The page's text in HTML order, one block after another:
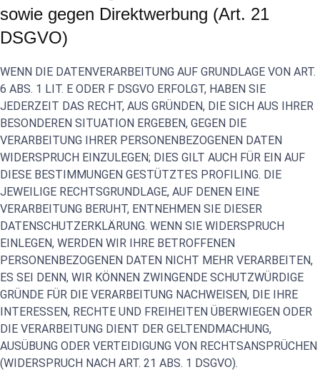
sowie gegen Direktwerbung (Art. 21
DSGVO)
WENN DIE DATENVERARBEITUNG AUF GRUNDLAGE VON ART.
6 ABS. 1 LIT. E ODER F DSGVO ERFOLGT, HABEN SIE
JEDERZEIT DAS RECHT, AUS GRÜNDEN, DIE SICH AUS IHRER
BESONDEREN SITUATION ERGEBEN, GEGEN DIE
VERARBEITUNG IHRER PERSONENBEZOGENEN DATEN
WIDERSPRUCH EINZULEGEN; DIES GILT AUCH FÜR EIN AUF
DIESE BESTIMMUNGEN GESTÜTZTES PROFILING. DIE
JEWEILIGE RECHTSGRUNDLAGE, AUF DENEN EINE
VERARBEITUNG BERUHT, ENTNEHMEN SIE DIESER
DATENSCHUTZERKLÄRUNG. WENN SIE WIDERSPRUCH
EINLEGEN, WERDEN WIR IHRE BETROFFENEN
PERSONENBEZOGENEN DATEN NICHT MEHR VERARBEITEN,
ES SEI DENN, WIR KÖNNEN ZWINGENDE SCHUTZWÜRDIGE
GRÜNDE FÜR DIE VERARBEITUNG NACHWEISEN, DIE IHRE
INTERESSEN, RECHTE UND FREIHEITEN ÜBERWIEGEN ODER
DIE VERARBEITUNG DIENT DER GELTENDMACHUNG,
AUSÜBUNG ODER VERTEIDIGUNG VON RECHTSANSPRÜCHEN
(WIDERSPRUCH NACH ART. 21 ABS. 1 DSGVO).